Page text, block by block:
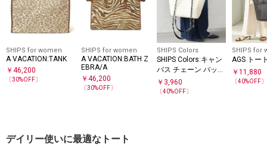
SHIPS for women
A VACATION:TANK
￥ 46,200
〔30%OFF〕
SHIPS for women
A VACATION:BATH Z
EBRA/A
￥46,200
〔30%OFF〕
SHIPS Colors
SHIPS Colors:キャン
バス チェーン バッグ
◇
￥ 3,960
〔40%OFF〕
SHIPS for
AGS トー
￥11,880
〔40%OFF〕
デイリー使いに最適なトート